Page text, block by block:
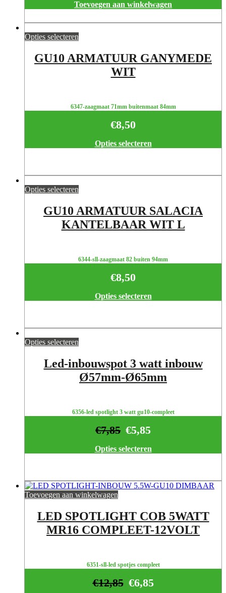
Toevoegen aan winkelwagen
Opties selecteren
GU10 ARMATUUR GANYMEDE
WIT
6347-zaagmaat 71mm buitenmaat 84mm
€8,50
Opties selecteren
Opties selecteren
GU10 ARMATUUR SALACIA
KANTELBAAR WIT L
6344-sll-zaagmaat 82 buiten 94mm
€8,50
Opties selecteren
Opties selecteren
Led-inbouwspot 3 watt inbouw
Ø57mm-Ø65mm
6356-led spotlight 3 watt gu10-compleet
€5,85
€7,85
Opties selecteren
Toevoegen aan winkelwagen
LED SPOTLIGHT COB 5WATT
MR16 COMPLEET-12VOLT
6351-sll-led spotjes compleet
€6,85
€12,85